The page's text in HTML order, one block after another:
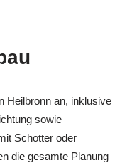
Heilbronn an, inklusive
sowie
Schotter oder
die gesamte Planung